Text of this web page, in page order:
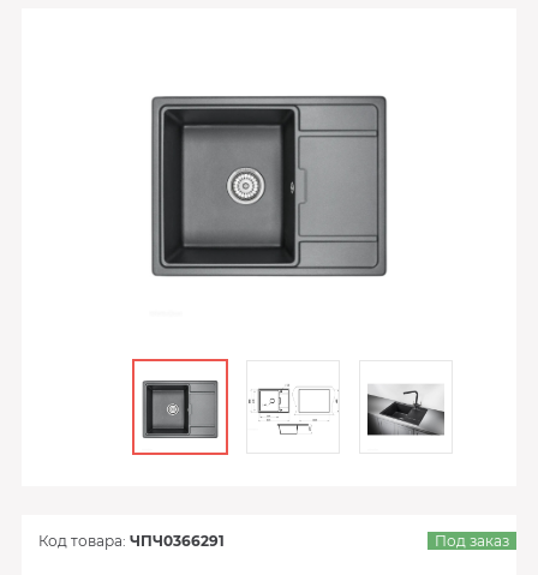
Код товара: ЧПЧ0366291 Под заказ